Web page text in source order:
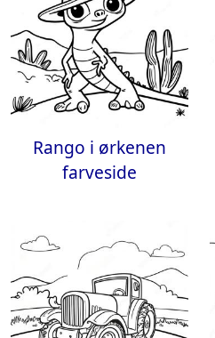
Rango i ørkenen
farveside